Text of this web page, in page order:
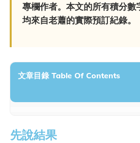
專欄作者。本文的所有積分數
均來自老蕭的實際預訂紀錄。
文章目錄 Table Of Contents
先說結果